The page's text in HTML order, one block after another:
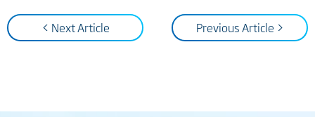
< Previous Article
Next Article >